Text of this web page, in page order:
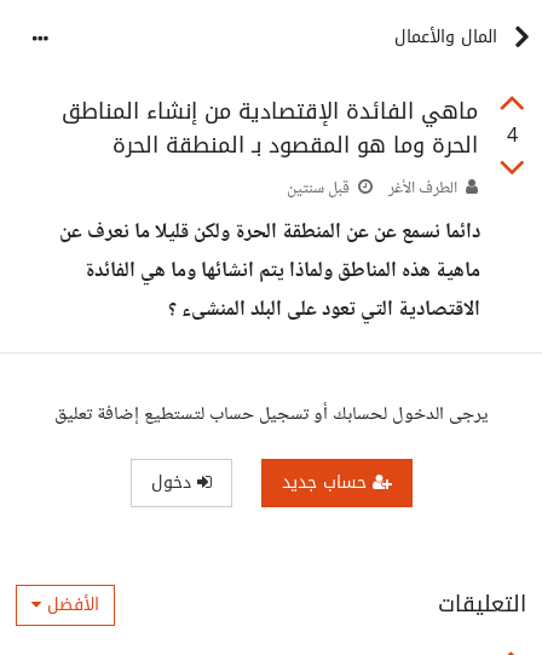
المال والأعمال
4
ماهي الفائدة الإقتصادية من إنشاء المناطق
الحرة وما هو المقصود بـ المنطقة الحرة
الطرف الأغر قبل سنتين
دائما نسمع عن عن المنطقة الحرة ولكن قليلا ما نعرف عن
ماهية هذه المناطق ولماذا يتم انشائها وما هي الفائدة
الاقتصادية التي تعود على البلد المنشىء ؟
يرجى الدخول لحسابك أو تسجيل حساب لتستطيع إضافة تعليق
حساب جديد دخول
التعليقات الأفضل